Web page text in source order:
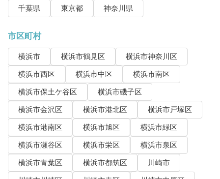
千葉県
東京都 神奈川県
市区町村
横浜市 横浜市鶴見区
横浜市神奈川区
横浜市西区
横浜市中区
横浜市南区
横浜市保土ケ谷区
横浜市磯子区
横浜市金沢区
横浜市港北区
横浜市戸塚区
横浜市港南区
横浜市旭区
横浜市緑区
横浜市瀬谷区
横浜市栄区
横浜市泉区
横浜市青葉区
横浜市都筑区
川崎市